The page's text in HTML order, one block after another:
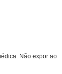
Não expor ao